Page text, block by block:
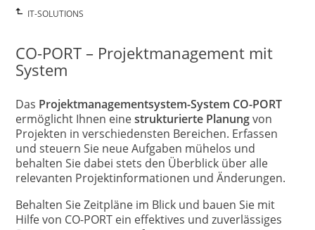
IT-SOLUTIONS
CO-PORT – Projektmanagement mit
System
Das Projektmanagementsystem-System CO-PORT
ermöglicht Ihnen einestrukturierte Planungvon
Projekten in verschiedensten Bereichen. Erfassen
und steuern Sie neue Aufgaben mühelos und
behalten Sie dabei stets den Überblick über alle
relevanten Projektinformationen und Änderungen.
Behalten Sie Zeitpläne im Blick und bauen Sie mit
Hilfe von CO-PORT ein effektives und zuverlässiges